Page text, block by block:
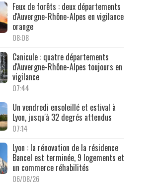
Feux de forêts : deux départements
d'Auvergne-Rhône-Alpes en vigilance
orange
08:08
Canicule : quatre départements
d'Auvergne-Rhône-Alpes toujours en
vigilance
07:44
Un vendredi ensoleillé et estival à
Lyon, jusqu'à 32 degrés attendus
07:14
Lyon : la rénovation de la résidence
Bancel est terminée, 9 logements et
un commerce réhabilités
06/08/26